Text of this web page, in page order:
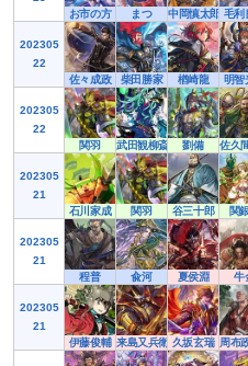
お市の方
まつ 中岡慎太郎 毛利
202305
22
佐々成政
柴田勝家 楢崎龍 明智
202305
22
関羽
武田観柳斎 劉備 佐久
202305
21
石川家成
関羽 谷三十郎 関
202305
21
程普
兪河 夏侯淵 牛
202305
21
伊藤俊輔 来島又兵衛 久坂玄瑞 周布